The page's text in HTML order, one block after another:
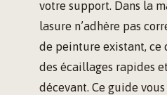
votre support. Dans la
lasure n’adhère pas
de peinture existant,
des écaillages rapides
décevant. Ce guide